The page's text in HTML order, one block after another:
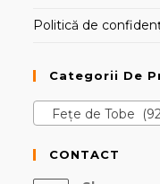
Politică de
Categorii De
Fețe de Tobe
CONTACT